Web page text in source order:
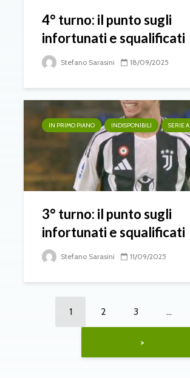
4° turno: il punto sugli
infortunati e squalificati
Stefano Sarasini 18/09/2025
IN PRIMO PIANO INDISPONIBILI SERIE A
3° turno: il punto sugli
infortunati e squalificati
Stefano Sarasini 11/09/2025
1 2 3 …
>